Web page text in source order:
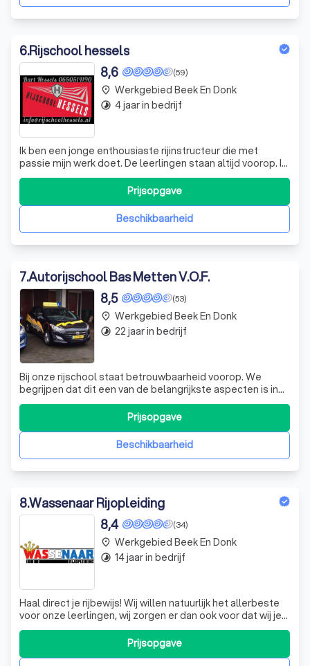
6.Rijschool hessels
(59)
8,6
Ik ben een jonge enthousiaste rijinstructeur die met
passie mijn werk doet. De leerlingen staan altijd voorop. Ik
heb de ambitie tot de beste rijscholen van Eindhoven te
gaan horen en ben daar hard voor aan het werk. Ik kan dit
natuurlijk niet alleen en moet dit samen met al mijn
leerlingen doen. He
Beschikbaarheid
Prijsopgave
place Werkgebied Beek En Donk
timelapse 4 jaar in bedrijf
7.Autorijschool Bas Metten V.O.F.
(53)
8,5
Bij onze rijschool staat betrouwbaarheid voorop. We
begrijpen dat dit een van de belangrijkste aspecten is in
het verkeer en daarom ook voor ons. Met meer dan een
decennium aan ervaring, bieden we hoogwaardige
rijlessen waarbij een glimlach centraal staat. We geloven
dat wat niet vanzelfsprekend is,
Beschikbaarheid
Prijsopgave
place Werkgebied Beek En Donk
timelapse 22 jaar in bedrijf
8.Wassenaar Rijopleiding
(34)
8,4
Haal direct je rijbewijs! Wij willen natuurlijk het allerbeste
voor onze leerlingen, wij zorgen er dan ook voor dat wij je
niet alleen helpen met het behalen van het rijbewijs, maar
ook dat je na het slagen veilig deel kan nemen aan het
verkeer. Wat wij allemaal voor je doen is een hele hoop
Prijsopgave
place Werkgebied Beek En Donk
timelapse 14 jaar in bedrijf